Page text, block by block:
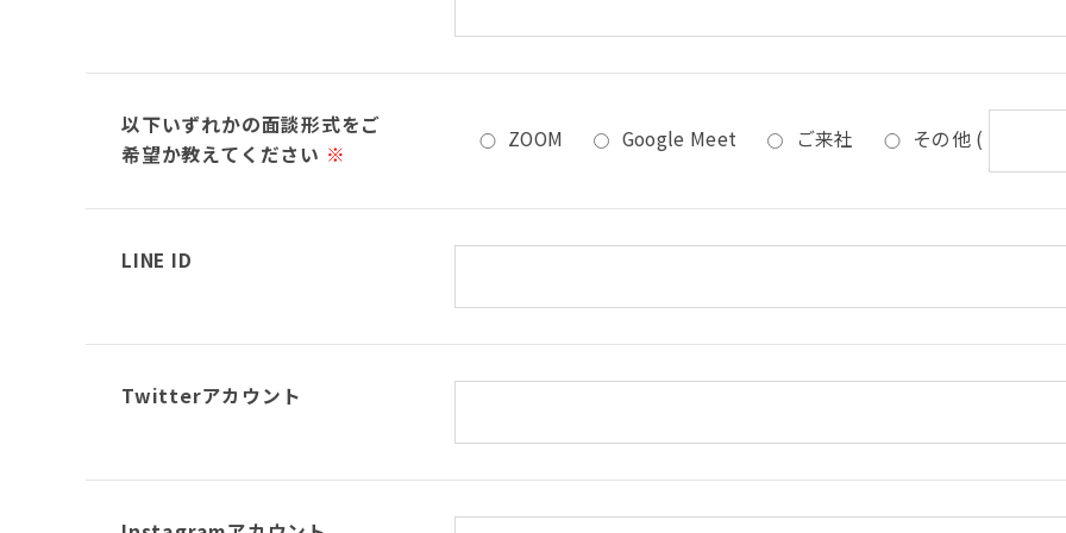
以下いずれかの面談形式をご
希望か教えてください ※
ZOOM Google Meet ご来社 その他 (
LINE ID
Twitterアカウント